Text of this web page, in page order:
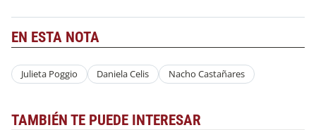
EN ESTA NOTA
Julieta Poggio Daniela Celis Nacho Castañares
TAMBIÉN TE PUEDE INTERESAR